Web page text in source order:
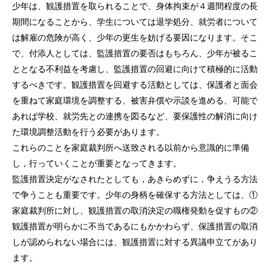
サマークラーク・ウィンタークラーク募集
お知らせ
弁護士ブログ
法律相談コラム
お問い合わせフォーム
少年は、観護措置を取られることで、身体拘束が４週間程度の長
期間になることから、学生については退学処分、就労者について
は解雇の危険が高く、少年の更生を妨げる要因になります。そこ
で、付添人としては、監護措置の要否はもちろん、少年が被るこ
ととなる不利益を考慮し、監護措置の回避に向けて積極的に活動
するべきです。観護措置を回避する活動としては、保護者と面会
を重ねて家庭環境を調整する、被害弁償や示談を進める、可能で
あれば学校、就労先との連携を図るなど、要保護性の解消に向け
た環境調整活動を行う必要があります。
これらのことを家庭裁判所へ送致される以前から意識的に準備
し，行っていくことが重要となってきます。
監護措置決定がなされたとしても，あきらめずに，争えうる方法
で争うことも重要です。少年の身柄を確保する方法としては、①
家庭裁判所に対し、観護措置の取消決定の職権発動を促すもの②
観護措置が明らかに不当であるにもかかわらず、保護措置の取消
しが認められない場合には、観護措置に対する異議申立てがあり
ます。